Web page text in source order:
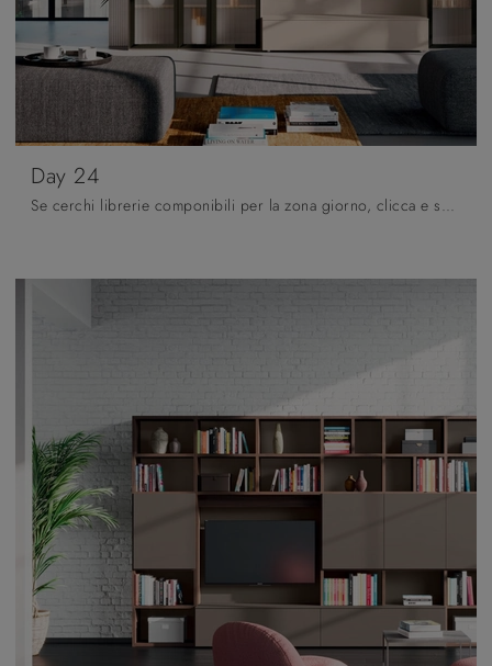
Day 24
Se cerchi librerie componibili per la zona giorno, clicca e scopri le nostre soluzioni moderne: il modello Day 24 Orme ti sta aspettando!